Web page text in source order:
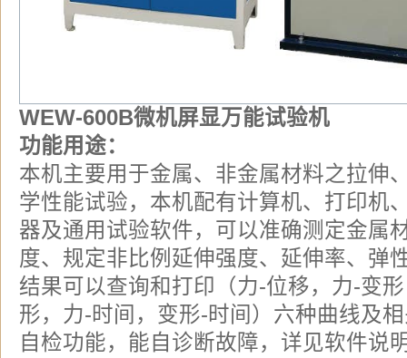
WEW-600B微机屏显万能试验机
功能用途：
本机主要用于金属、非金属材料之拉伸
学性能试验，本机配有计算机、打印机
器及通用试验软件，可以准确测定金属
度、规定非比例延伸强度、延伸率、弹
结果可以查询和打印（力-位移，力-变
形，力-时间，变形-时间）六种曲线及
自检功能，能自诊断故障，详见软件说